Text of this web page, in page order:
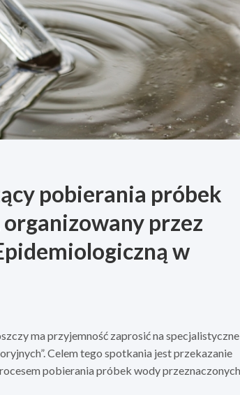
pobierania próbek
przez
w
ma przyjemność zaprosić na specjalistyczne
Celem tego spotkania jest przekazanie
pobierania próbek wody